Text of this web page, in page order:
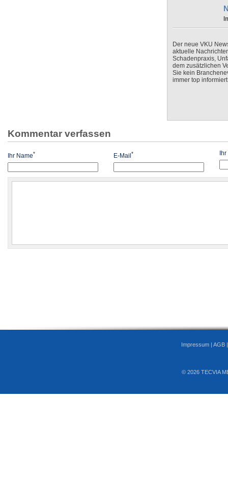
Der neue VKU
aktuelle
Schadenpraxis,
dem zusätzlichen
Sie kein
immer top
Kommentar verfassen
Ihr Name* E-Mail* Ihr
Impressum | AGB
© 2026 TECVIA